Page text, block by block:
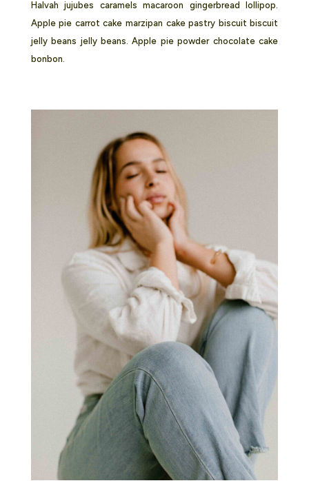
Halvah jujubes caramels macaroon gingerbread lollipop.
Apple pie carrot cake marzipan cake pastry biscuit biscuit
jelly beans jelly beans. Apple pie powder chocolate cake
bonbon.